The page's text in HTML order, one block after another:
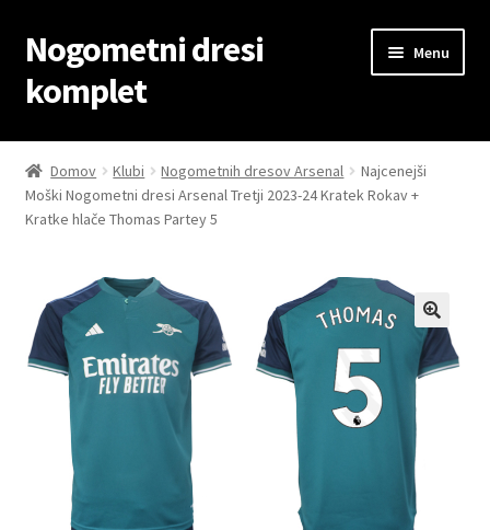
Skip
to
navigation
Skip
to
content
Nogometni dresi
komplet
Menu
Domov
Blog
Košarica
Moj račun
Trgovina
Zaključek nakupa
Domov Klubi Nogometnih dresov Arsenal
Najcenejši
Moški Nogometni dresi Arsenal Tretji 2023-24 Kratek Rokav +
Kratke hlače Thomas Partey 5